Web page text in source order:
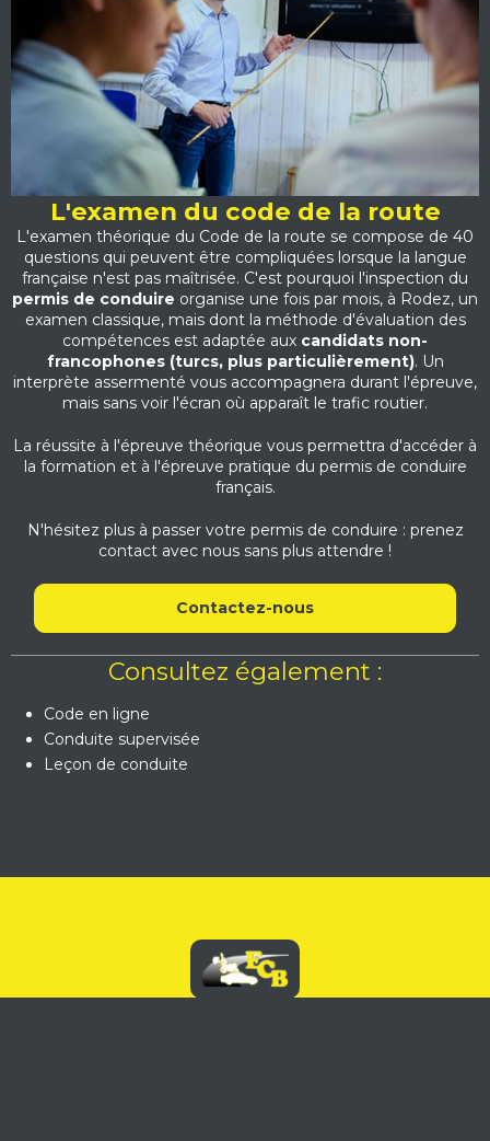
L'examen du code de la route
L'examen théorique du Code de la route se compose de 40
questions qui peuvent être compliquées lorsque la langue
française n'est pas maîtrisée. C'est pourquoi l'inspection du
permis de conduire organise une fois par mois, à Rodez, un
examen classique, mais dont la méthode d'évaluation des
compétences est adaptée aux candidats non-
francophones (turcs, plus particulièrement). Un
interprète assermenté vous accompagnera durant l'épreuve,
mais sans voir l'écran où apparaît le trafic routier.
La réussite à l'épreuve théorique vous permettra d'accéder à
la formation et à l'épreuve pratique du permis de conduire
français.
N'hésitez plus à passer votre permis de conduire : prenez
contact avec nous sans plus attendre !
Contactez-nous
Consultez également :
Code en ligne
Conduite supervisée
Leçon de conduite